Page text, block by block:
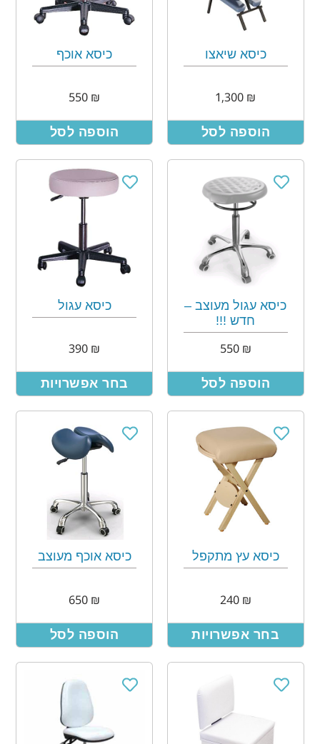
כיסא שיאצו
₪
הוספה לסל
כיסא אוכף
₪
הוספה לסל
כיסא עגול מעוצב –
חדש !!!
₪
550
הוספה לסל
כיסא עגול
₪
בחר אפשרויות
כיסא עץ מתקפל
₪
240
בחר אפשרויות
כיסא אוכף מעוצב
₪
הוספה לסל